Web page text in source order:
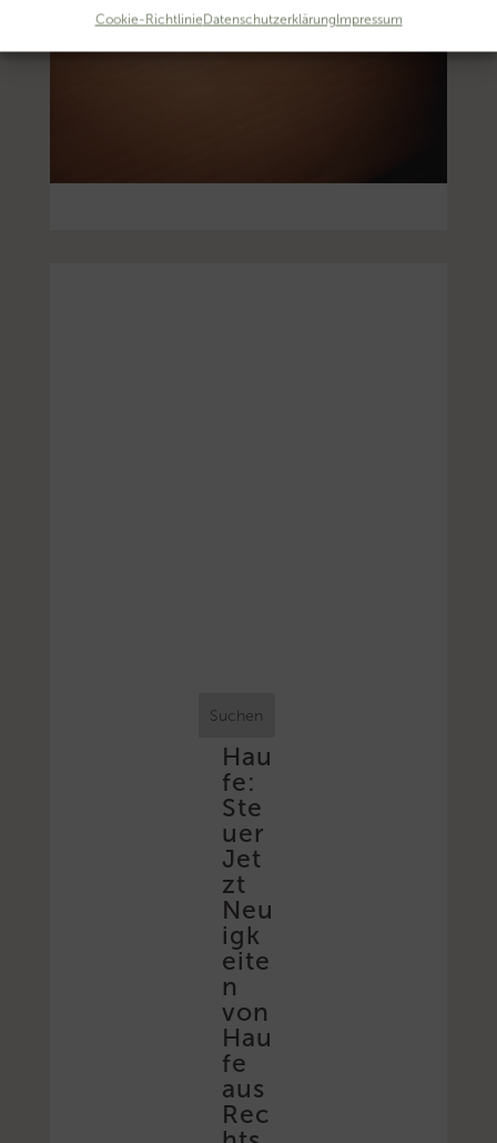
Cookie-RichtlinieDatenschutzerklärungImpressum
Suchen
Hau
fe:
Ste
uer
Jet
zt
Neu
igk
eite
n
von
Hau
fe
aus
Rec